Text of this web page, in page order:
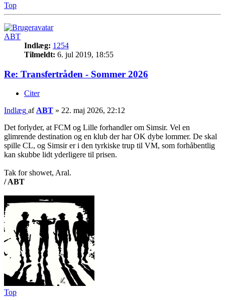
Top
ABT
Indlæg: 1254
Tilmeldt: 6. jul 2019, 18:55
Re: Transfertråden - Sommer 2026
Citer
Indlæg af ABT » 22. maj 2026, 22:12
Det forlyder, at FCM og Lille forhandler om Simsir. Vel en
glimrende destination og en klub der har OK dybe lommer. De skal
spille CL, og Simsir er i den tyrkiske trup til VM, som forhåbentlig
kan skubbe lidt yderligere til prisen.
Tak for showet, Aral.
/ ABT
Top